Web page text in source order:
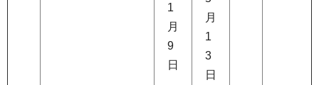
1
月
9
日
月
1
3
日